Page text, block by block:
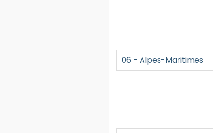
06 - Alpes-Maritimes